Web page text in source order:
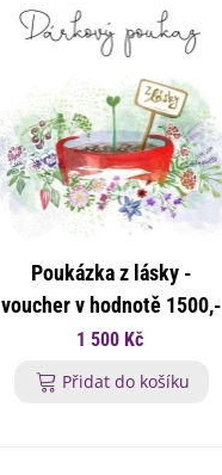
Poukázka z lásky -
voucher v hodnotě 1500,-
Kč
1 500 Kč
Přidat do košíku